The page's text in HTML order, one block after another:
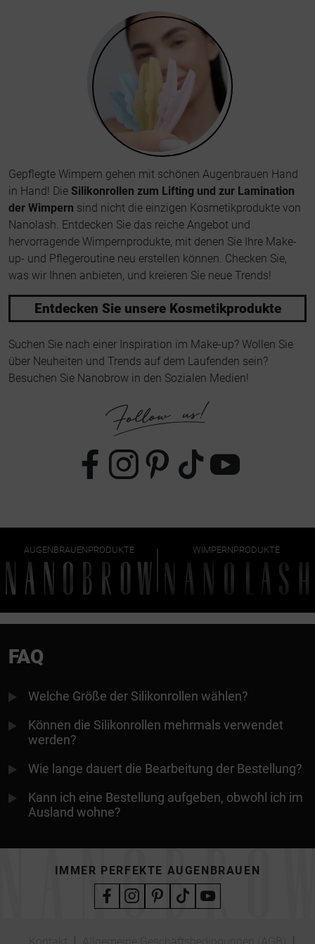
Gepflegte Wimpern gehen mit schönen Augenbrauen Hand
in Hand! Die Silikonrollen zum Lifting und zur Lamination
der Wimpern sind nicht die einzigen Kosmetikprodukte von
Nanolash. Entdecken Sie das reiche Angebot und
hervorragende Wimpernprodukte, mit denen Sie Ihre Make-
up- und Pflegeroutine neu erstellen können. Checken Sie,
was wir Ihnen anbieten, und kreieren Sie neue Trends!
Entdecken Sie unsere Kosmetikprodukte
Suchen Sie nach einer Inspiration im Make-up? Wollen Sie
über Neuheiten und Trends auf dem Laufenden sein?
Besuchen Sie Nanobrow in den Sozialen Medien!
AUGENBRAUENPRODUKTE WIMPERNPRODUKTE
FAQ
Welche Größe der Silikonrollen wählen?
Können die Silikonrollen mehrmals verwendet
werden?
Wie lange dauert die Bearbeitung der Bestellung?
Kann ich eine Bestellung aufgeben, obwohl ich im
Ausland wohne?
IMMER PERFEKTE AUGENBRAUEN